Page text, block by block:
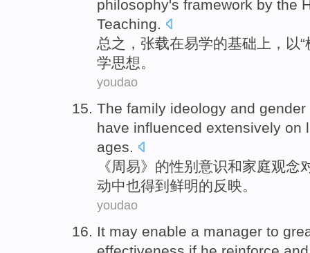
philosophy's framework by the
Teaching.
总之 ，张载在易学的基础上 ，以
学思想。
youdao
The family ideology and gender
have influenced extensively on
ages.
《周易》的性别 意识和家庭观念
动中也得到鲜明的反映。
youdao
It may enable a manager to